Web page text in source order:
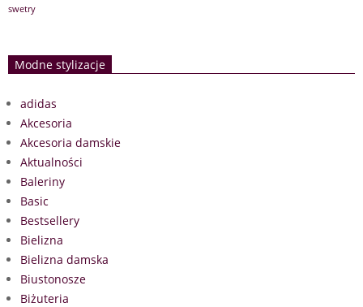
swetry
Modne stylizacje
adidas
Akcesoria
Akcesoria damskie
Aktualności
Baleriny
Basic
Bestsellery
Bielizna
Bielizna damska
Biustonosze
Biżuteria